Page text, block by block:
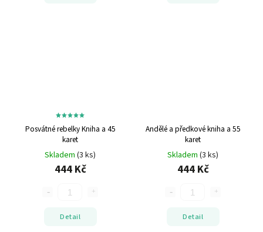
Posvátné rebelkyKniha a 45
karet
Skladem (3 ks)
444 Kč
Detail
Andělé a předkovékniha a 55
karet
Skladem (3 ks)
444 Kč
Detail